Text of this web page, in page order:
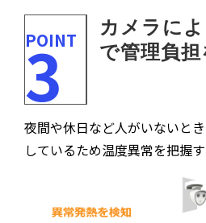
POINT
3
カメラに
で管理負
夜間や休日など人がいないと
しているため温度異常を把握